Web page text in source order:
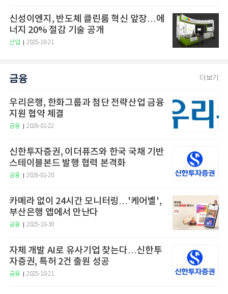
신성이엔지, 반도체 클린룸 혁신 앞장…에
너지 20% 절감 기술 공개
산업 2025-10-21
금융 더보기
우리은행, 한화그룹과 첨단 전략산업 금융
지원 협약 체결
금융 2026-01-22
신한투자증권, 이더퓨즈와 한국 국채 기반
스테이블본드 발행 협력 본격화
금융 2026-01-20
카메라 없이 24시간 모니터링…'케어벨',
부산은행 앱에서 만난다
금융 2025-10-30
자체 개발 AI로 유사기업 찾는다…신한투
자증권, 특허 2건 출원 성공
금융 2025-10-21